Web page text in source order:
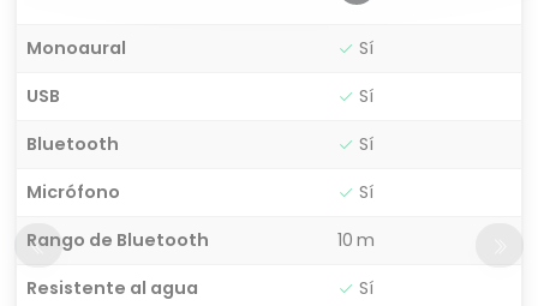
Monoaural
Sí
USB
Sí
Bluetooth
Sí
Micrófono
Sí
Rango de Bluetooth
10 m
Resistente al agua
Sí